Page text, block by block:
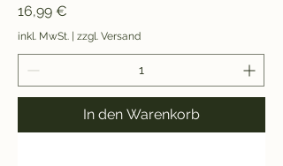
Preis
16,99 €
inkl. MwSt. | zzgl. Versand
In den Warenkorb